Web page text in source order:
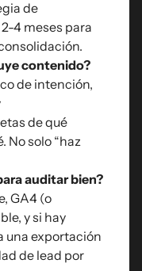
de
4 meses para
contenido?
de intención,
de qué
No solo “haz
auditar bien?
GA4 (o
y si hay
una exportación
de lead por